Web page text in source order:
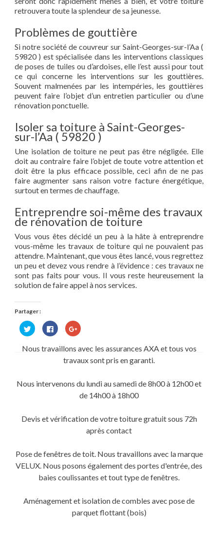
retrouvera toute la splendeur de sa jeunesse.
Problèmes de gouttière
Si notre société de couvreur sur Saint-Georges-sur-l’Aa (
59820 ) est spécialisée dans les interventions classiques
de poses de tuiles ou d’ardoises, elle l’est aussi pour tout
ce qui concerne les interventions sur les gouttières.
Souvent malmenées par les intempéries, les gouttières
peuvent faire l’objet d’un entretien particulier ou d’une
rénovation ponctuelle.
Isoler sa toiture à Saint-Georges-
sur-l’Aa ( 59820 )
Une isolation de toiture ne peut pas être négligée. Elle
doit au contraire faire l’objet de toute votre attention et
doit être la plus efficace possible, ceci afin de ne pas
faire augmenter sans raison votre facture énergétique,
surtout en termes de chauffage.
Entreprendre soi-même des travaux
de rénovation de toiture
Vous vous êtes décidé un peu à la hâte à entreprendre
vous-même les travaux de toiture qui ne pouvaient pas
attendre. Maintenant, que vous êtes lancé, vous regrettez
un peu et devez vous rendre à l’évidence : ces travaux ne
sont pas faits pour vous. Il vous reste heureusement la
solution de faire appel à nos services.
Partager :
Cliquez
pour
partager
Twitter(ouvre
Cliquez
pour
partager
sur
Facebook(ouvre
dans
une
Cliquez
pour
Google+
dans
fenêtre)
Nous travaillons avec les assurances AXA et tous vos
travaux sont pris en garanti.
Nous intervenons du lundi au samedi de 8h00 à 12h00 et
de 14h00 à 18h00
Devis et vérification de votre toiture gratuit sous 72h
après contact
Pose de fenêtres de toit. Nous travaillons avec la marque
VELUX. Nous posons également des portes d'entrée, des
baies coulissantes et tout type de fenêtres.
Aménagement et isolation de combles avec pose de
parquet flottant (bois)